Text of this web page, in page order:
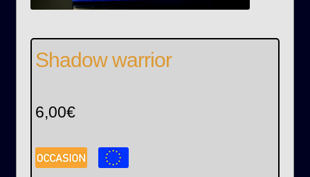
Shadow warrior
6,00€